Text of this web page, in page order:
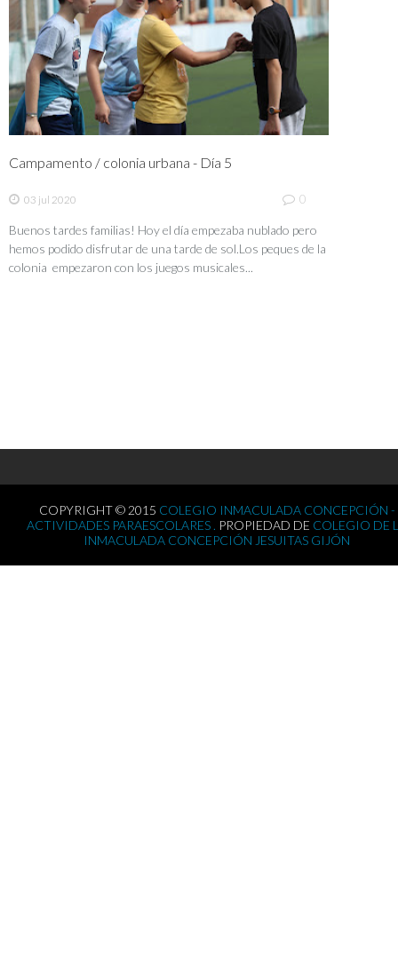
Campamento / colonia urbana - Día 5
03 jul 2020 0
Buenos tardes familias! Hoy el día empezaba nublado pero
hemos podido disfrutar de una tarde de sol.Los peques de la
colonia empezaron con los juegos musicales...
COPYRIGHT © 2015 COLEGIO INMACULADA CONCEPCIÓN -
ACTIVIDADES PARAESCOLARES . PROPIEDAD DE COLEGIO DE
INMACULADA CONCEPCIÓN JESUITAS GIJÓN